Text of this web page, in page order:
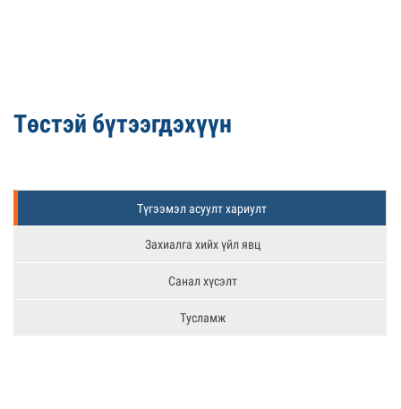
Төстэй бүтээгдэхүүн
Түгээмэл асуулт хариулт
Захиалга хийх үйл явц
Санал хүсэлт
Тусламж